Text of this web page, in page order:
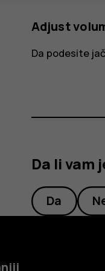
Adjust
Da podesite
Da li vam
Da